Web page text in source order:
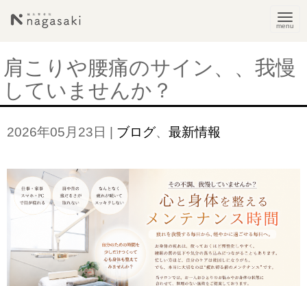
N
v
i
肩こりや腰痛のサイン、、我慢
していませんか？
2026年05月23日 | ブログ、 最新情報